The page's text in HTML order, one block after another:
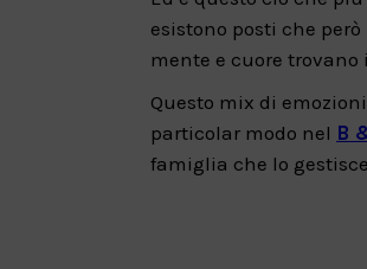
esistono posti che
mente e cuore
Questo mix di
particolar modo nel B
famiglia che lo